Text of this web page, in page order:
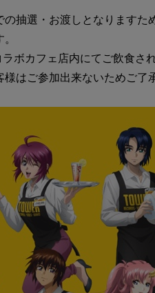
抽選・お渡しとなりますた
ボカフェ店内にてご飲食さ
はご参加出来ないためご了